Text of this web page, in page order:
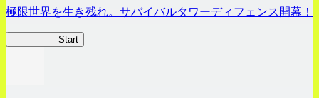
極限世界を生き残れ。サバイバルタワーディフェンス開幕！
Start